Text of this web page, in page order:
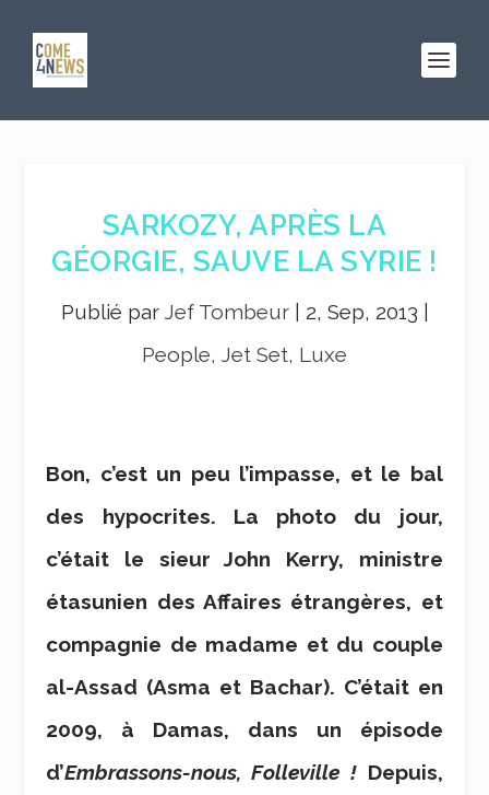
SARKOZY, APRÈS LA
GÉORGIE, SAUVE LA SYRIE !
Publié par Jef Tombeur| 2, Sep, 2013
People, Jet Set, Luxe
Bon, c’est un peu l’impasse, et le bal
des hypocrites. La photo du jour,
c’était le sieur John Kerry, ministre
étasunien des Affaires étrangères, et
compagnie de madame et du couple
al-Assad (Asma et Bachar). C’était en
2009, à Damas, dans un épisode
d’Embrassons-nous, Folleville !Depuis,